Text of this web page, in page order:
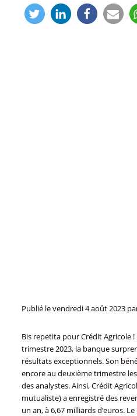
Publié levendredi 4 août 2023
Bis repetita pour Crédit Agricole
trimestre 2023, la banque
résultats exceptionnels. Son
encore au deuxième trimestre
des analystes. Ainsi, Crédit
mutualiste) a enregistré des
un an, à 6,67 milliards d’euros.